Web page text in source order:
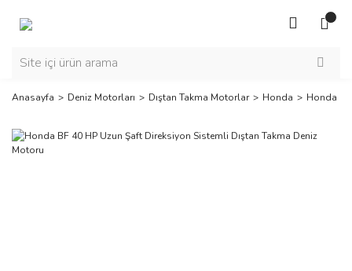
Anasayfa Deniz Motorları Dıştan Takma Motorlar Honda Honda